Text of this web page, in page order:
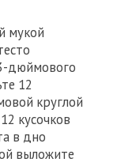
мукой
дюймового
12
круглой
кусочков
в дно
выложите